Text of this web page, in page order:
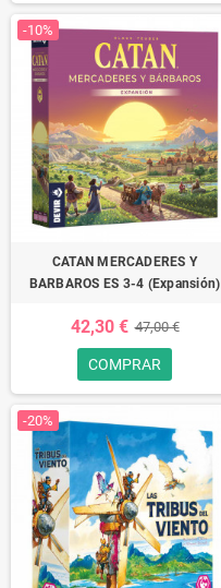
-10%
CATAN MERCADERES Y
BARBAROS ES 3-4 (Expansión)
42,30 € 47,00 €
COMPRAR
-20%